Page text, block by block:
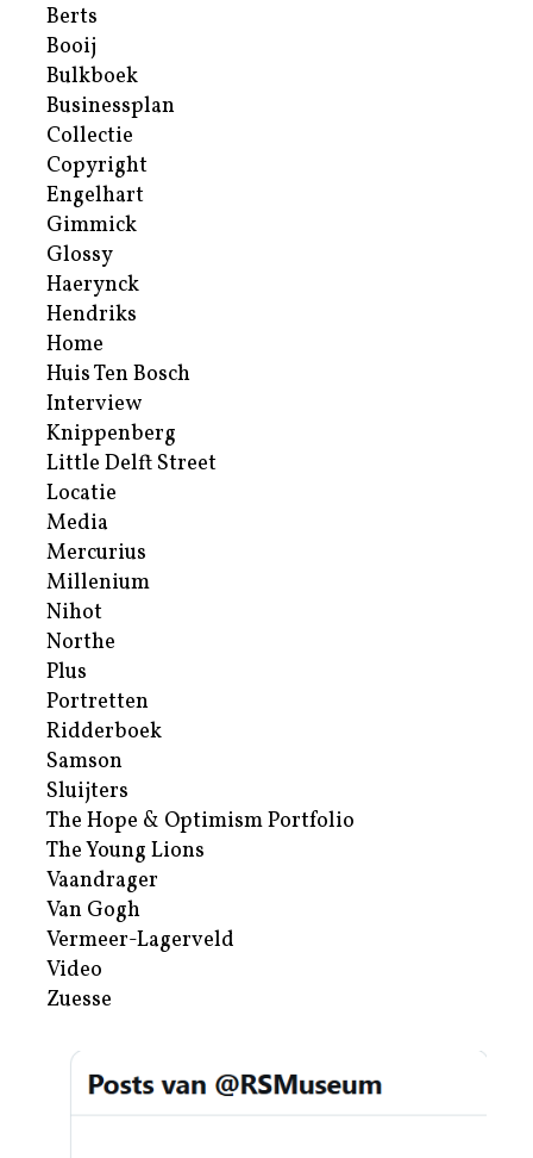
Berts
Booij
Bulkboek
Businessplan
Collectie
Copyright
Engelhart
Gimmick
Glossy
Haerynck
Hendriks
Home
Huis Ten Bosch
Interview
Knippenberg
Little Delft Street
Locatie
Media
Mercurius
Millenium
Nihot
Northe
Plus
Portretten
Ridderboek
Samson
Sluijters
The Hope & Optimism Portfolio
The Young Lions
Vaandrager
Van Gogh
Vermeer-Lagerveld
Video
Zuesse